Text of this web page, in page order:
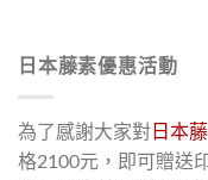
日本藤素優惠活動
為了感謝大家對 日本
格2100元，即可贈送